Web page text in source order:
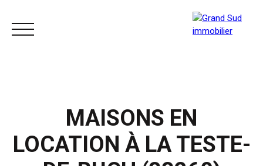
MAISONS EN
LOCATION À LA TESTE-